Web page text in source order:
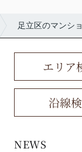
足立区のマンシ
エリア
沿線
NEWS